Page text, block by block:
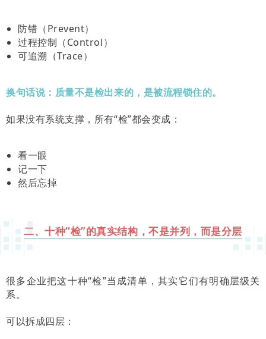
防错（Prevent）
过程控制（Control）
可追溯（Trace）
换句话说：质量不是检出来的，是被流程锁住的。
如果没有系统支撑，所有“检”都会变成：
看一眼
记一下
然后忘掉
二、十种“检”的真实结构，不是并列，而是分层
很多企业把这十种“检”当成清单，其实它们有明确层级关
系。
可以拆成四层：